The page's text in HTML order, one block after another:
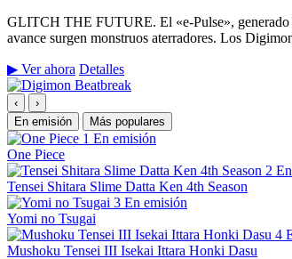
GLITCH THE FUTURE. El «e-Pulse», generado
avance surgen monstruos aterradores. Los
▶ Ver ahora Detalles
‹
›
En emisión
Más populares
1 En emisión
One Piece
2
Tensei Shitara Slime Datta Ken 4th Season
3 En emisión
Yomi no Tsugai
4
Mushoku Tensei III Isekai Ittara Honki Dasu